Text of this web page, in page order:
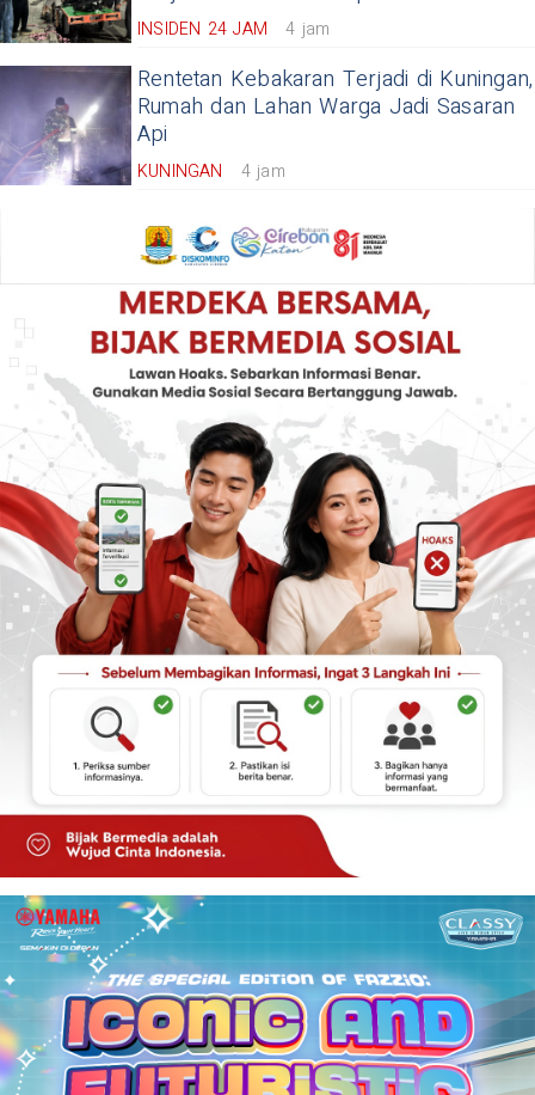
INSIDEN 24 JAM 4 jam
Rentetan Kebakaran Terjadi di Kuningan,
Rumah dan Lahan Warga Jadi Sasaran
Api
KUNINGAN 4 jam